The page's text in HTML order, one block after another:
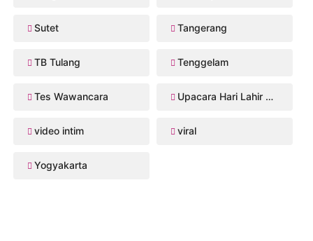
Sutet Tangerang
TB Tulang Tenggelam
Tes Wawancara Upacara Hari Lahir Pancasila
video intim viral
Yogyakarta